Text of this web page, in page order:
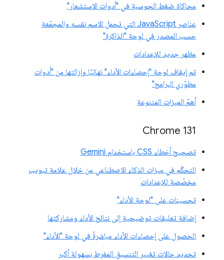
محاكاة ضغط الحوسبة في "أدوات الاستشعار"
عناصر JavaScript التي تحمل الاسم نفسه والمجمّعة
حسب المصدر في لوحة "الذاكرة"
مظهر جديد للإعدادات
تم إيقاف لوحة "إحصاءات الأداء" نهائيًا وإزالتها من "أدوات
مطوّري البرامج"
أهمّ الميزات المتنوعة
Chrome 131
تصحيح أخطاء CSS باستخدام Gemini
التحكّم في ميزات الذكاء الاصطناعي من خلال علامة تبويب
مخصّصة للإعدادات
تحسينات على "لوحة الأداء"
إضافة تعليقات توضيحية إلى نتائج الأداء ومشاركتها
الحصول على إحصاءات الأداء مباشرةً في لوحة "الأداء"
تحديد حالات تغيير التنسيق المفرط بسهولة أكبر